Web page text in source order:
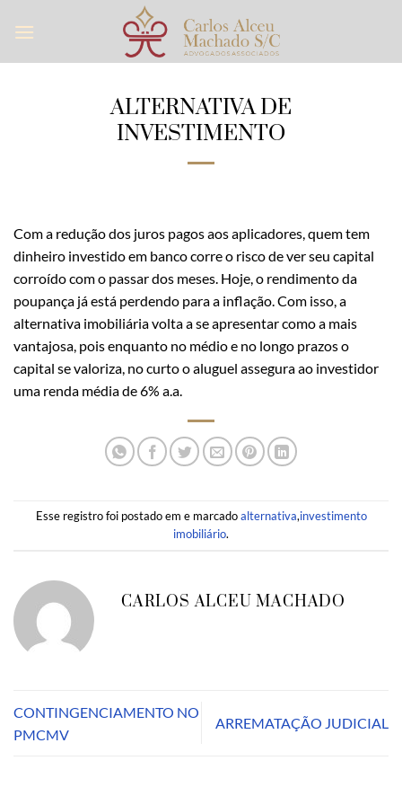
ALTERNATIVA DE
INVESTIMENTO
Com a redução dos juros pagos aos aplicadores, quem tem
dinheiro investido em banco corre o risco de ver seu capital
corroído com o passar dos meses. Hoje, o rendimento da
poupança já está perdendo para a inflação. Com isso, a
alternativa imobiliária volta a se apresentar como a mais
vantajosa, pois enquanto no médio e no longo prazos o
capital se valoriza, no curto o aluguel assegura ao investidor
uma renda média de 6% a.a.
Esse registro foi postado em e marcadoalternativa,investimento
imobiliário.
CARLOS ALCEU MACHADO
CONTINGENCIAMENTO NO
PMCMV
ARREMATAÇÃO JUDICIAL